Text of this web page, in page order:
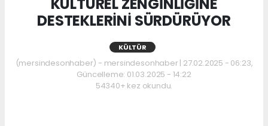
DESTEKLERİNİ SÜRDÜRÜYOR
KÜLTÜR
(mersindesonhaber) - mersindesonhaber | 27.02.2025 - 06:23,
Güncelleme: 01.03.2025 - 14:22
54340+ kez okundu.